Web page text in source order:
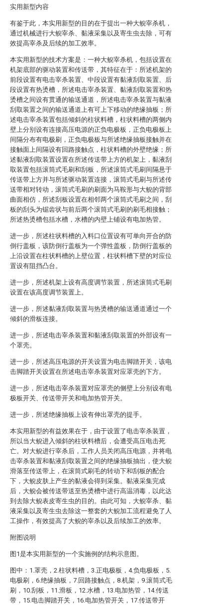
实用新型内容
有鉴于此，本实用新型的目的在于提出一种大鲵宰杀机，
通过机械进行大鲵宰杀、黏液采集以及寄生虫去除，可有
效提高宰杀及后续的加工效率。
本实用新型的技术方案是：一种大鲵宰杀机，包括设置在
机架底部的驱动装置和传送带，其特征在于：所述机架的
前段设置有电击宰杀装置、中段设置有黏液刮取装置、后
段设置有热烫槽，所述电击宰杀装置、黏液刮取装置和热
烫槽之间设有贯通的输送通道，所述电击宰杀装置与黏液
刮取装置之间的输送通道上有可上下移动的绝缘抽板；所
述电击宰杀装置包括倾斜的柱状料槽，柱状料槽的两侧内
壁上分别设有连接高压电源的正负电极板，正负电极板上
间隔分布有电极刷，正负电极板与所述绝缘抽板接触并在
接触面上间隔设有回路接触点，柱状料槽的外壁绝缘；所
述黏液刮取装置设置在所述传送带上方的机架上，黏液刮
取装置包括滚筒式毛刷和刮板，所述滚筒式毛刷间隔悬于
传送带上方并与所述驱动装置连接，滚筒式毛刷与所述传
送带相对转动，滚筒式毛刷的刷面为马鞍形与大鲵的背部
曲面相仿，所述刮板设置在相邻两个滚筒式毛刷之间，刮
板的刮头为锯齿状与前后两个滚筒式毛刷的刷毛相接触；
所述热烫槽包括水槽，水槽的内壁上铺设有电加热管。
进一步，所述柱状料槽的入料口位置设有可单向开合的防
倒行盖板，该防倒行盖板为一个弹性盖板，防倒行盖板的
上沿设置在柱状料槽的上壁位置，柱状料槽下壁的对应位
置设有阻挡凸台。
进一步，所述机架上设有高度调节装置，所述滚筒式毛刷
设置在该高度调节装置上。
进一步，所述黏液刮取装置与热烫槽的输送通道通过一个
倾斜的滑板连接。
进一步，所述电击宰杀装置和黏液刮取装置的外部设有一
个罩壳。
进一步，所述高压电源的开关设置为电击脚踏开关，该电
击脚踏开关设置在所述电击宰杀装置对应罩壳的下方。
进一步，所述电击宰杀装置对应罩壳的侧壁上分别设有电
极板开关、传送带开关和电加热管开关。
进一步，所述绝缘抽板上设有伸出罩壳的提手。
本实用新型的有益效果在于，由于设置了电击宰杀装置，
所以当大鲵进入倾斜的柱状料槽后，会遭受高压电击死
亡。对大鲵进行宰杀后，工作人员关闭高压电源，并将电
击宰杀装置和黏液刮取装置之间的绝缘抽板抽出，使大鲵
滑落至传送带上，在滚筒式刷毛的转动下和刮板的配合
下，大鲵皮肤上产生的黏液会得到采集。黏液采集完成
后，大鲵会被传送带送至热烫槽中进行高温消毒，以此达
到去除大鲵表皮寄生虫的目的。由此可知，大鲵宰杀、黏
液采集以及寄生虫去除这一整套的大鲵加工流程避免了人
工操作，有效提高了大鲵的宰杀以及后续加工的效率。
附图说明
图1是本实用新型的一个实施例的结构示意图。
图中：1.罩壳，2.柱状料槽，3.正电极板，4.负电极板，5.
电极刷，6.绝缘抽板，7.回路接触点，8.机架，9.滚筒式毛
刷，10.刮板，11.滑板，12.水槽，13.电加热管，14.传送
带，15.电击脚踏开关，16.电加热管开关，17.传送带开